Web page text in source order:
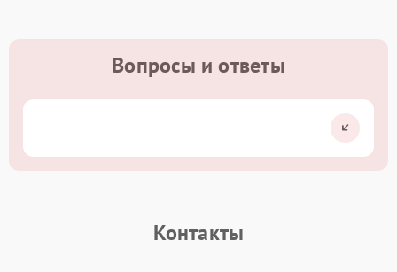
Вопросы и ответы
Контакты